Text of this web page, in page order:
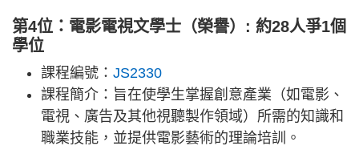
第4位：電影電視文學士（榮譽）: 約28人爭1個
學位
課程編號： JS2330
課程簡介：旨在使學生掌握創意產業（如電影、
電視、廣告及其他視聽製作領域）所需的知識和
職業技能，並提供電影藝術的理論培訓。